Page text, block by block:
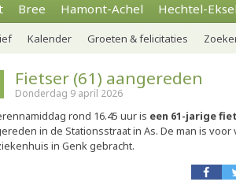
Bree Hamont-Achel Hechtel-
Kalender Groeten & felicitaties
Fietser (61) aangereden
Donderdag 9 april 2026
rond 16.45 uur is een 61-jarige
in de Stationsstraat in As. De man is
in Genk gebracht.